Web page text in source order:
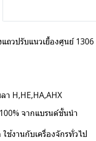
วปรับแนวเยื้องศูนย์ 1306
H,HE,HA,AHX
จากแบรนด์ชั้นนำ
ช้งานกับเครื่องจักรทั่วไป